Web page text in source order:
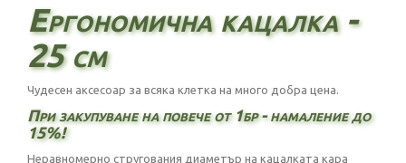
Ергономична кацалка -
25 см
Чудесен аксесоар за всяка клетка на много добра цена.
При закупуване на повече от 1бр - намаление до
15%!
Неравномерно стругования диаметър на кацалката кара